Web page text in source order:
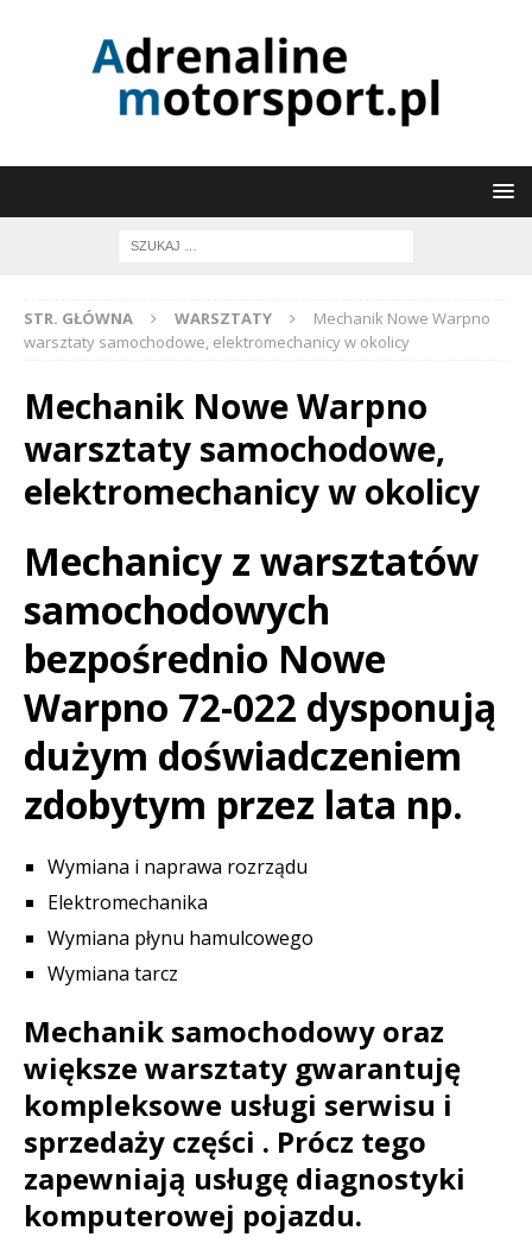
STR. GŁÓWNA WARSZTATY
Mechanik Nowe Warpno
warsztaty samochodowe, elektromechanicy w okolicy
Mechanik Nowe Warpno
warsztaty samochodowe,
elektromechanicy w okolicy
Mechanicy z warsztatów
samochodowych
bezpośrednio Nowe
Warpno 72-022 dysponują
dużym doświadczeniem
zdobytym przez lata np.
Wymiana i naprawa rozrządu
Elektromechanika
Wymiana płynu hamulcowego
Wymiana tarcz
Mechanik samochodowy oraz
większe warsztaty gwarantuję
kompleksowe usługi serwisu i
sprzedaży części . Prócz tego
zapewniają usługę diagnostyki
komputerowej pojazdu.